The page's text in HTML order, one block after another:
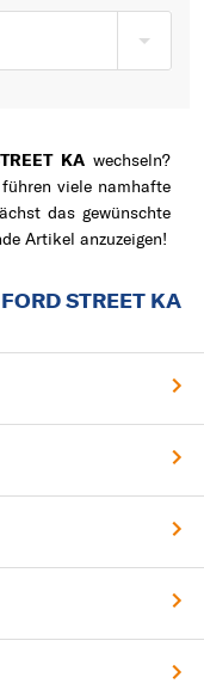
KAwechseln?
viele namhafte
das gewünschte
Artikel anzuzeigen!
STREET KA